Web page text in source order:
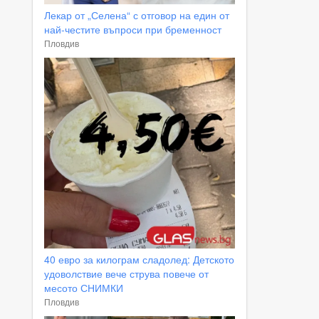
Лекар от „Селена“ с отговор на един от
най-честите въпроси при бременност
Пловдив
40 евро за килограм сладолед: Детското
удоволствие вече струва повече от
месото СНИМКИ
Пловдив